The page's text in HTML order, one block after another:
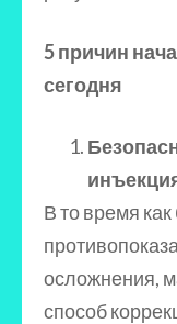
5 причин
сегодня
В то время
осложнения,
способ